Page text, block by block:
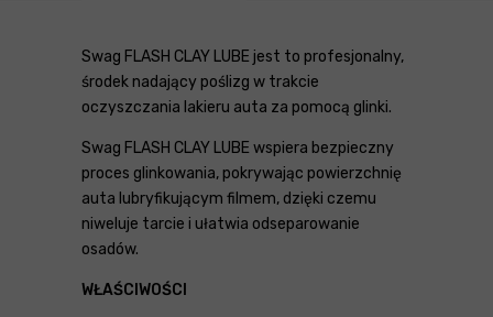
Swag FLASH CLAY LUBE jest to profesjonalny,
środek nadający poślizg w trakcie
oczyszczania lakieru auta za pomocą glinki.
Swag FLASH CLAY LUBE wspiera bezpieczny
proces glinkowania, pokrywając powierzchnię
auta lubryfikującym filmem, dzięki czemu
niweluje tarcie i ułatwia odseparowanie
osadów.
WŁAŚCIWOŚCI